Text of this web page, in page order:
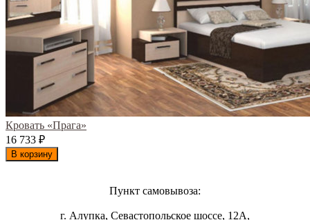
Кровать «Прага»
16 733 ₽
В корзину
Пункт самовывоза:
г. Алупка, Севастопольское шоссе, 12А,